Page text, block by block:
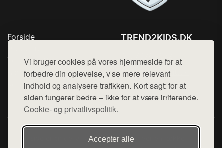
Vi bruger cookies på vores hjemmeside for at
forbedre din oplevelse, vise mere relevant
indhold og analysere trafikken. Kort sagt: for at
siden fungerer bedre – ikke for at være irriterende.
Cookie- og privatlivspolitik.
Accepter alle
Forside
Top Rabatter
Blog
Kontakt
TREND2KIDS.DK
Mail: hej@want.dk
Cookie- og privatlivspolitik
Denne side er en del af want.dk, der udgiver en række